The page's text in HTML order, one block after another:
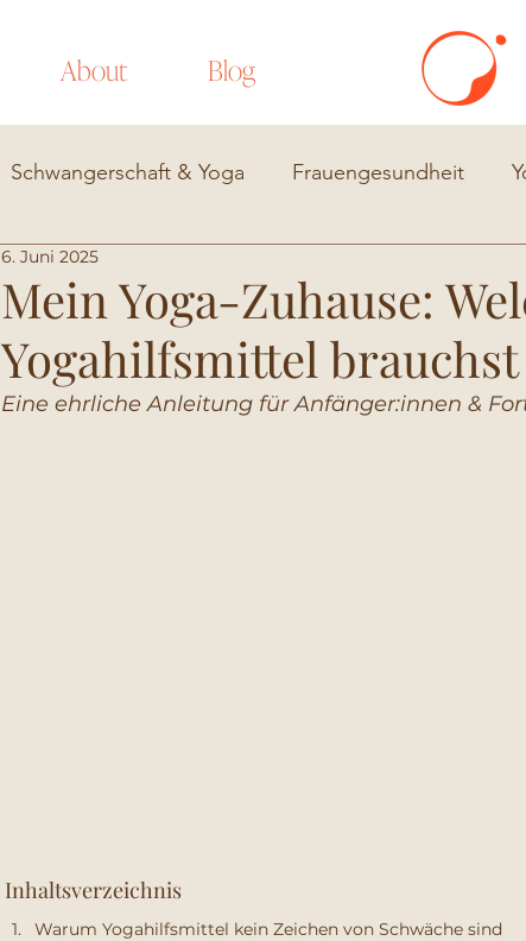
About Blog
Schwangerschaft & Yoga Frauengesundheit
Mein Yoga-Zuhause:
Yogahilfsmittel
6. Juni 2025
Eine ehrliche Anleitung für Anfänger:innen &
Inhaltsverzeichnis
Warum Yogahilfsmittel kein Zeichen von Schwäche sind